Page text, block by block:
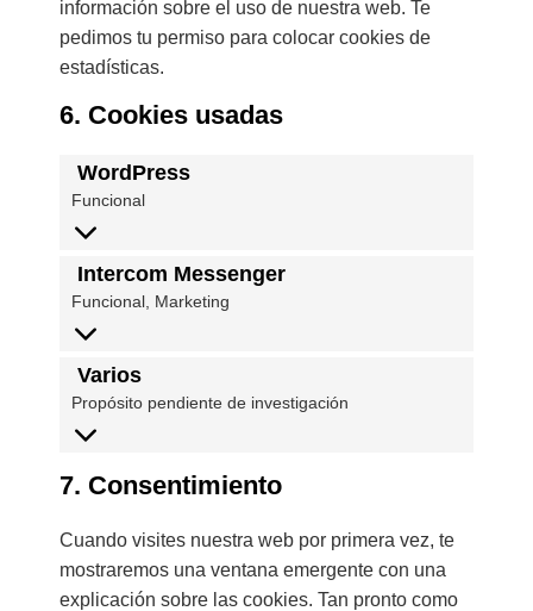
información sobre el uso de nuestra web. Te
pedimos tu permiso para colocar cookies de
estadísticas.
6. Cookies usadas
WordPress
Funcional
Intercom Messenger
Funcional, Marketing
Varios
Propósito pendiente de investigación
7. Consentimiento
Cuando visites nuestra web por primera vez, te
mostraremos una ventana emergente con una
explicación sobre las cookies. Tan pronto como